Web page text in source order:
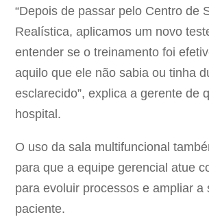
“Depois de passar pelo Centro de
Realística, aplicamos um novo
entender se o treinamento foi
aquilo que ele não sabia ou tinha
esclarecido”, explica a gerente de
hospital.
O uso da sala multifuncional
para que a equipe gerencial atue
para evoluir processos e ampliar a
paciente.